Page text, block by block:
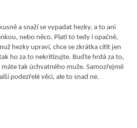
a snaží se vypadat hezky, a to ani
nebo něco. Platí to tedy i opačně,
hezky upraví, chce se zkrátka cítit jen
ho za to nekritizujte. Buďte hrdá za to,
máte tak úchvatného muže. Samozřejmě
podezřelé věci, ale to snad ne.